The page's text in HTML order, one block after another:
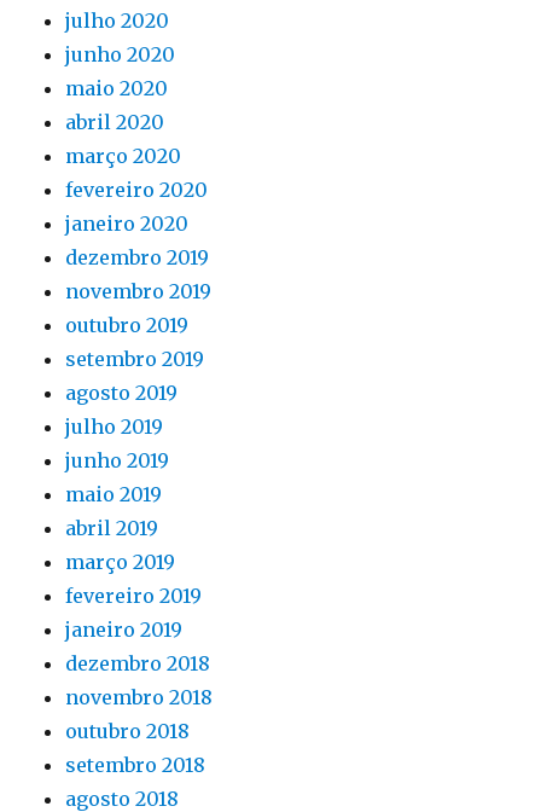
julho 2020
junho 2020
maio 2020
abril 2020
março 2020
fevereiro 2020
janeiro 2020
dezembro 2019
novembro 2019
outubro 2019
setembro 2019
agosto 2019
julho 2019
junho 2019
maio 2019
abril 2019
março 2019
fevereiro 2019
janeiro 2019
dezembro 2018
novembro 2018
outubro 2018
setembro 2018
agosto 2018